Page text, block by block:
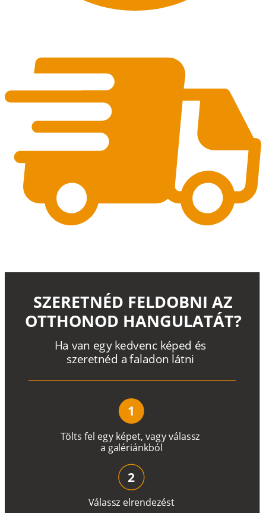
Tölts fel egy képet, vagyválassz
a galériánkból
Ha van egy kedvenc képed és
szeretnéd a faladon látni
SZERETNÉD FELDOBNI AZ
OTTHONOD HANGULATÁT?
1
Válassz elrendezést
2